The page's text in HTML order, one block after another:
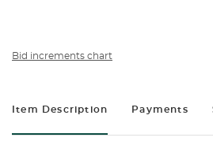
Bid increments chart
Item Description Payments